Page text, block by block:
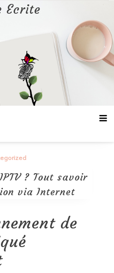
Ecrite
? Tout savoir
via Internet
de